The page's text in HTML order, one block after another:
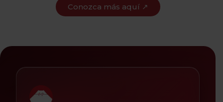
Conozca más aquí ↗